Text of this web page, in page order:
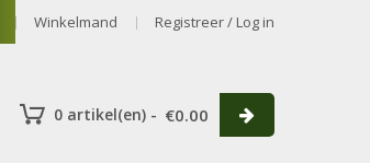
Winkelmand Registreer / Log in
0 artikel(en) - €0.00